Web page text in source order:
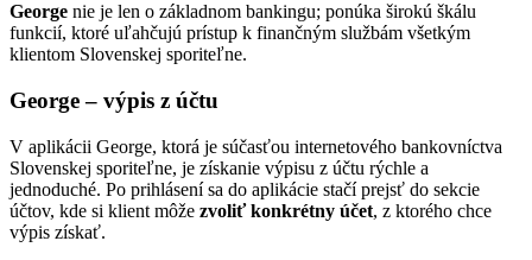
George nie je len o základnom bankingu; ponúka širokú škálu
funkcií, ktoré uľahčujú prístup k finančným službám všetkým
klientom Slovenskej sporiteľne.
George – výpis z účtu
V aplikácii George, ktorá je súčasťou internetového bankovníctva
Slovenskej sporiteľne, je získanie výpisu z účtu rýchle a
jednoduché. Po prihlásení sa do aplikácie stačí prejsť do sekcie
účtov, kde si klient môže zvoliť konkrétny účet, z ktorého chce
výpis získať.